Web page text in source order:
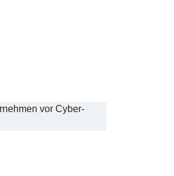
vor Cyber-